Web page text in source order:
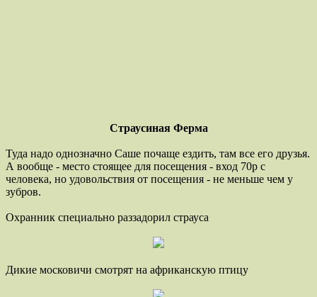
Страусиная Ферма
Туда надо однозначно Саше почаще ездить, там все его друзья.
А вообще - место стоящее для посещения - вход 70р с
человека, но удовольствия от посещения - не меньше чем у
зубров.
Охранник специально раззадорил страуса
Дикие московичи смотрят на африканскую птицу